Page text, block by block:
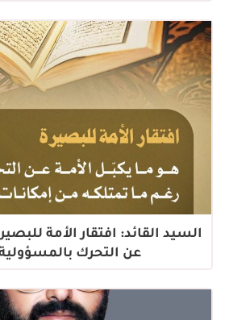
السيد القائد: افتقار الأمة
عن التحرك